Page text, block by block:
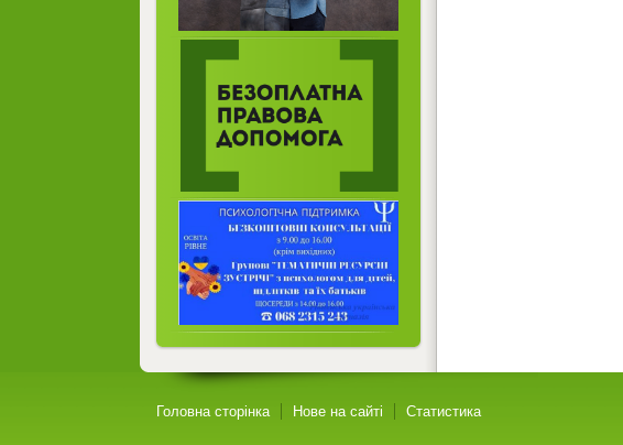
Головна сторінка Нове на сайті Статистика